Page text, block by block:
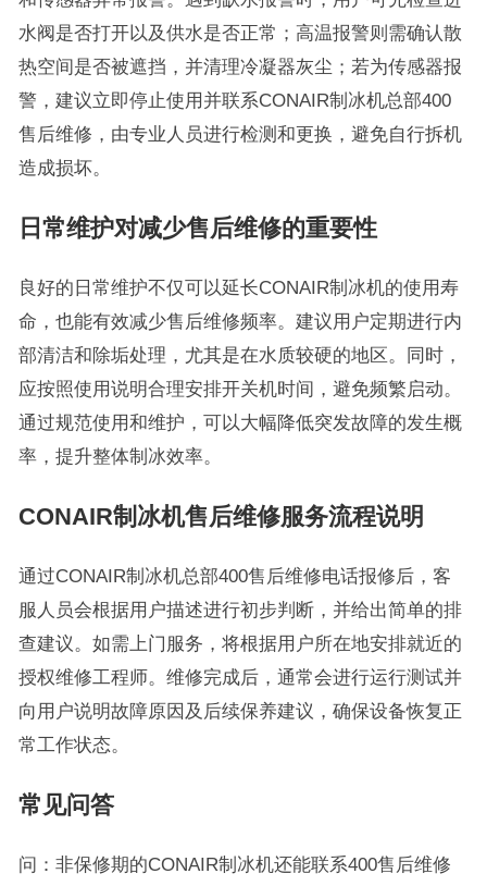
水阀是否打开以及供水是否正常；高温报警则需确认散
热空间是否被遮挡，并清理冷凝器灰尘；若为传感器报
警，建议立即停止使用并联系CONAIR制冰机总部400
售后维修，由专业人员进行检测和更换，避免自行拆机
造成损坏。
日常维护对减少售后维修的重要性
良好的日常维护不仅可以延长CONAIR制冰机的使用寿
命，也能有效减少售后维修频率。建议用户定期进行内
部清洁和除垢处理，尤其是在水质较硬的地区。同时，
应按照使用说明合理安排开关机时间，避免频繁启动。
通过规范使用和维护，可以大幅降低突发故障的发生概
率，提升整体制冰效率。
CONAIR制冰机售后维修服务流程说明
通过CONAIR制冰机总部400售后维修电话报修后，客
服人员会根据用户描述进行初步判断，并给出简单的排
查建议。如需上门服务，将根据用户所在地安排就近的
授权维修工程师。维修完成后，通常会进行运行测试并
向用户说明故障原因及后续保养建议，确保设备恢复正
常工作状态。
常见问答
问：非保修期的CONAIR制冰机还能联系400售后维修